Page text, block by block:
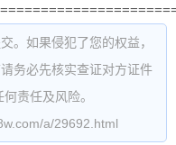
。如果侵犯了您的权益，
务必先核实查证对方证件
责任及风险。
a/29692.html